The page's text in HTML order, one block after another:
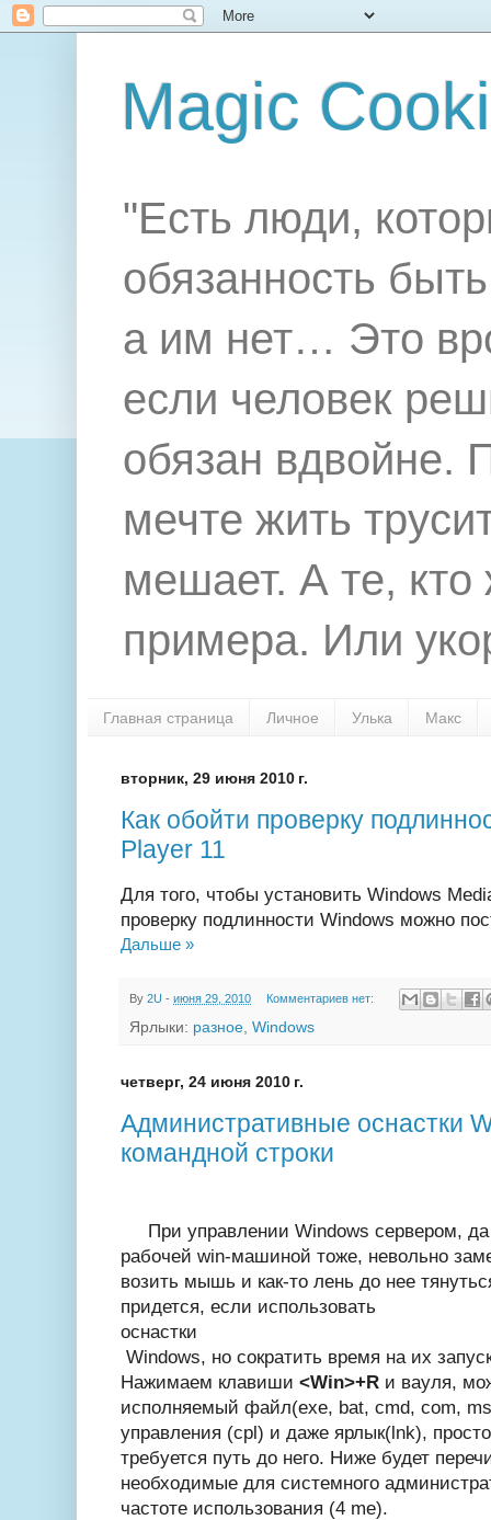
Magic
"Есть люди,
обязанность
а им нет… Это
если человек
обязан вдвойне.
мечте жить
мешает. А те,
примера. Или
Главная страница Личное Улька Макс
вторник, 29 июня 2010 г.
Как обойти проверку
Player 11
Для того, чтобы установить Windows
проверку подлинности Windows можно
Дальше »
By 2U - июня 29, 2010 Комментариев нет:
Ярлыки: разное, Windows
четверг, 24 июня 2010 г.
Административные оснастки
командной строки
При управлении Windows сервером,
рабочей win-машиной тоже, невольно
возить мышь и как-то лень до нее
придется, если использовать
оснастки
Windows, но сократить время на их
Нажимаем клавиши <Win>+R и вауля,
исполняемый файл(exe, bat, cmd, com,
управления (cpl) и даже ярлык(lnk),
требуется путь до него. Ниже будет
необходимые для системного
частоте использования (4 me).